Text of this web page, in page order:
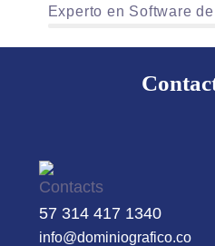
Experto en Software
57 314 417 1340
info@dominiografico.co